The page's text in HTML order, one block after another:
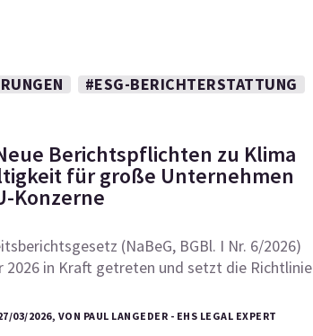
#ESG-BERICHTERSTATTUNG
Berichtspflichten zu Klima
für große Unternehmen
Konzerne
(NaBeG, BGBl. I Nr. 6/2026)
2026 in Kraft getreten und setzt die Richtlinie
03/2026, VON PAUL LANGEDER - EHS LEGAL EXPERT